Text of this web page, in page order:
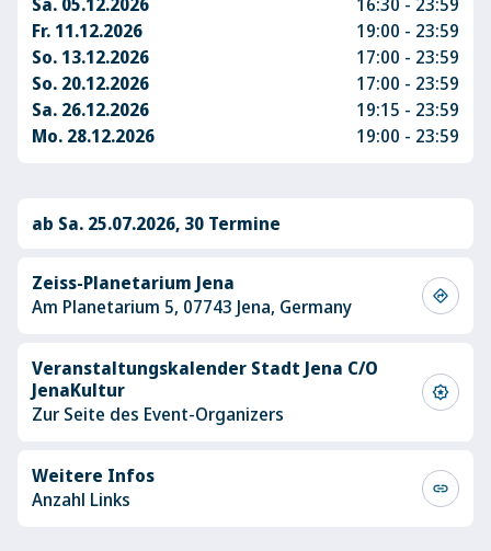
Fr. 11.12.2026
19:00 - 23:59
So. 13.12.2026
17:00 - 23:59
So. 20.12.2026
17:00 - 23:59
Sa. 26.12.2026
19:15 - 23:59
Mo. 28.12.2026
19:00 - 23:59
ab Sa. 25.07.2026, 30 Termine
Zeiss-Planetarium Jena
Am Planetarium 5, 07743 Jena, Germany
directions
Veranstaltungskalender Stadt Jena C/O
JenaKultur
Zur Seite des Event-Organizers
award_star
Weitere Infos
Anzahl Links
link